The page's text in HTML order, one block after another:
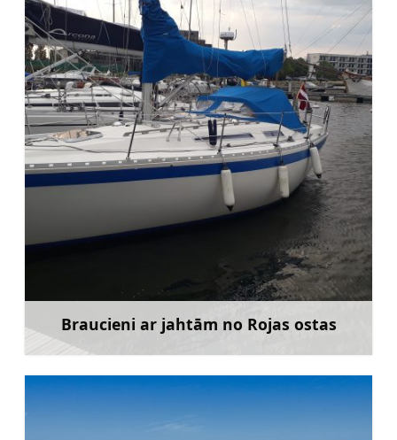
Braucieni ar jahtām no Rojas ostas